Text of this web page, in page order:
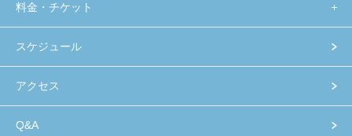
料金・チケット
スケジュール
アクセス
Q&A